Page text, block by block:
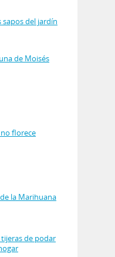
del jardín
de Moisés
florece
la Marihuana
de podar